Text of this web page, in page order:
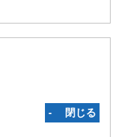
‐ 閉じる